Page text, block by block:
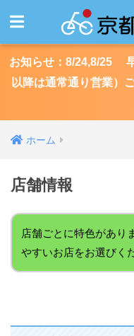
お知らせ：8/24,8/25
以降は通常通り営業）
ホーム
店舗情報
店舗ごとに特色があり
やすいお店をお選びく